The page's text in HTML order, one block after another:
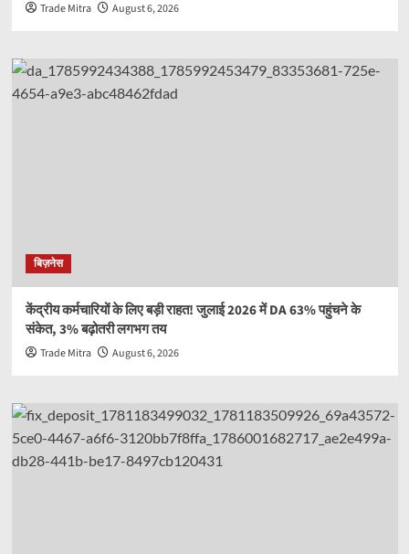
Trade Mitra August 6, 2026
बिज़नेस
केंद्रीय कर्मचारियों के लिए बड़ी राहत! जुलाई 2026 में DA 63% पहुंचने के
संकेत, 3% बढ़ोतरी लगभग तय
Trade Mitra August 6, 2026